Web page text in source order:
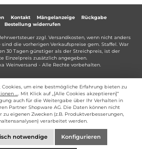
Kontakt Mängelanzeige
Rückgabe
Bestellung widerrufen
zzgl. Versandkosten, wenn nicht anders
sind die vorherigen Verkaufspreise gem. Staffel. War
30 Tagen günstiger als der Streichpreis, ist der
Einzelpreis zusätzlich angegeben.
Weinversand - Alle Rechte vorbehalten.
um eine bestmögliche Erfahrung bieten zu
...
. Mit Klick auf „[Alle Cookies akzeptieren]“
auch für die Weitergabe über Ihr Verhalten in
Partner Shopware AG. Die Daten können nicht
eigenen Zwecken (z.B. Produktverbesserungen,
verarbeitet werden.
notwendige Konfigurieren